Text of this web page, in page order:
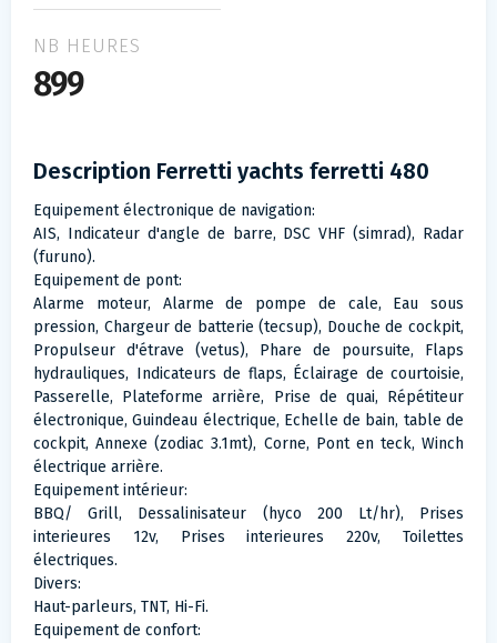
NB HEURES
899
Description Ferretti yachts ferretti 480
Equipement électronique de navigation:
AIS, Indicateur d'angle de barre, DSC VHF (simrad), Radar
(furuno).
Equipement de pont:
Alarme moteur, Alarme de pompe de cale, Eau sous
pression, Chargeur de batterie (tecsup), Douche de cockpit,
Propulseur d'étrave (vetus), Phare de poursuite, Flaps
hydrauliques, Indicateurs de flaps, Éclairage de courtoisie,
Passerelle, Plateforme arrière, Prise de quai, Répétiteur
électronique, Guindeau électrique, Echelle de bain, table de
cockpit, Annexe (zodiac 3.1mt), Corne, Pont en teck, Winch
électrique arrière.
Equipement intérieur:
BBQ/ Grill, Dessalinisateur (hyco 200 Lt/hr), Prises
interieures 12v, Prises interieures 220v, Toilettes
électriques.
Divers:
Haut-parleurs, TNT, Hi-Fi.
Equipement de confort: